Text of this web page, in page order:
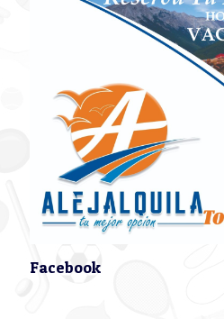
Facebook